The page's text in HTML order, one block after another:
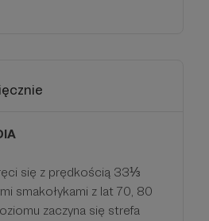
się z prędkością 33⅓
smakołykami z lat 70, 80
zaczyna się strefa